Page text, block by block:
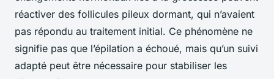
réactiver des follicules pileux dormant, qui n’avaient
pas répondu au traitement initial. Ce phénomène ne
signifie pas que l’épilation a échoué, mais qu’un suivi
adapté peut être nécessaire pour stabiliser les